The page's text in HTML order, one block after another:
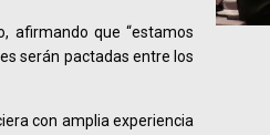
afirmando que “estamos
serán pactadas entre los
con amplia experiencia